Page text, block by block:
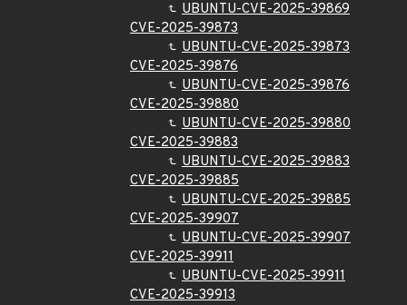
UBUNTU-CVE-2025-39869
CVE-2025-39873
UBUNTU-CVE-2025-39873
CVE-2025-39876
UBUNTU-CVE-2025-39876
CVE-2025-39880
UBUNTU-CVE-2025-39880
CVE-2025-39883
UBUNTU-CVE-2025-39883
CVE-2025-39885
UBUNTU-CVE-2025-39885
CVE-2025-39907
UBUNTU-CVE-2025-39907
CVE-2025-39911
UBUNTU-CVE-2025-39911
CVE-2025-39913